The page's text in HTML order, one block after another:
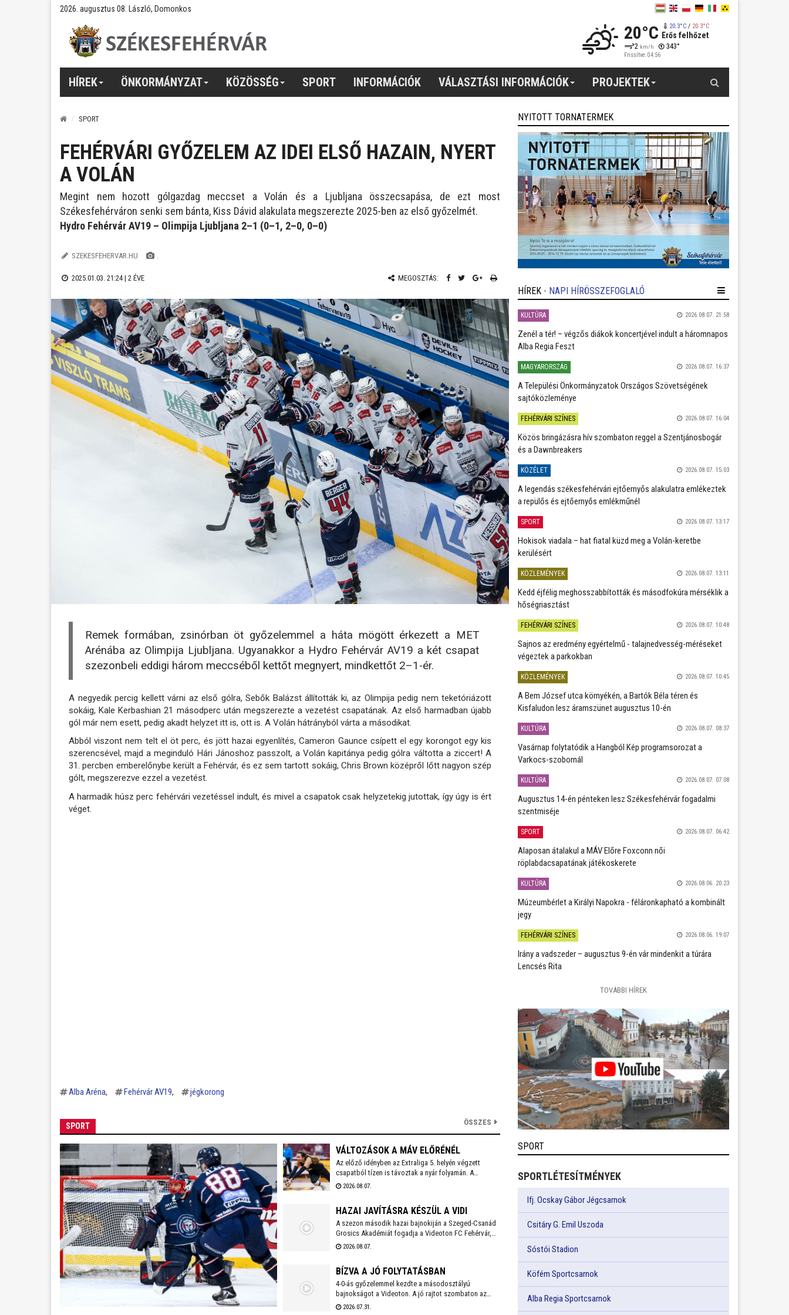
2026. augusztus 08. László, Domonkos
20°C 20.3°C/ 20.3°C
Erős felhőzet
2 km/h 343°
Frissítve: 04:56
HÍREK ÖNKORMÁNYZAT KÖZÖSSÉG SPORT INFORMÁCIÓK VÁLASZTÁSI INFORMÁCIÓK PROJEKTEK
SPORT
FEHÉRVÁRI GYŐZELEM AZ IDEI ELSŐ HAZAIN, NYERT
A VOLÁN
Megint nem hozott gólgazdag meccset a Volán és a Ljubljana összecsapása, de ezt most
Székesfehérváron senki sem bánta, Kiss Dávid alakulata megszerezte 2025-ben az első győzelmét.
Hydro Fehérvár AV19 – Olimpija Ljubljana 2–1 (0–1, 2–0, 0–0)
SZEKESFEHERVAR.HU .
2025.01.03. 21:24 | 2 ÉVE MEGOSZTÁS:
Remek formában, zsinórban öt győzelemmel a háta mögött érkezett a MET
Arénába az Olimpija Ljubljana. Ugyanakkor a Hydro Fehérvár AV19 a két csapat
szezonbeli eddigi három meccséből kettőt megnyert, mindkettőt 2–1-ér.
A negyedik percig kellett várni az első gólra, Sebők Balázst állították ki, az Olimpija pedig nem teketóriázott
sokáig, Kale Kerbashian 21 másodperc után megszerezte a vezetést csapatának. Az első harmadban újabb
gól már nem esett, pedig akadt helyzet itt is, ott is. A Volán hátrányból várta a másodikat.
Abból viszont nem telt el öt perc, és jött hazai egyenlítés, Cameron Gaunce csípett el egy korongot egy kis
szerencsével, majd a meginduló Hári Jánoshoz passzolt, a Volán kapitánya pedig gólra váltotta a ziccert! A
31. percben emberelőnybe került a Fehérvár, és ez sem tartott sokáig, Chris Brown középről lőtt nagyon szép
gólt, megszerezve ezzel a vezetést.
A harmadik húsz perc fehérvári vezetéssel indult, és mivel a csapatok csak helyzetekig jutottak, így úgy is ért
véget.
Alba Aréna Fehérvár AV19 jégkorong
SPORT ÖSSZES
VÁLTOZÁSOK A MÁV ELŐRÉNÉL
Az előző idényben az Extraliga 5. helyén végzett
csapatból tízen is távoztak a nyár folyamán. A
holtszezonban reményteljes magyar és külföldi
2026/2027-es évadban is Kaszap Tamás felel.
2026.08.07.
HAZAI JAVÍTÁSRA KÉSZÜL A VIDI
A szezon második hazai bajnokiján a Szeged-Csanád
Grosics Akadémiát fogadja a Videoton FC Fehérvár,
amely a Kazincbarcika elleni vereséget követően
2026.08.07.
BÍZVA A JÓ FOLYTATÁSBAN
4-0-ás győzelemmel kezdte a másodosztályú
bajnokságot a Videoton. A jó rajtot szombaton az
első idegenbeli mérkőzés követi, a tavaly még NB I-es
2026.07.31.
NYITOTT TORNATERMEK
HÍREK - NAPI HÍRÖSSZEFOGLALÓ
KULTÚRA 2026.08.07. 21:58
Zenél a tér! – végzős diákok koncertjével indult a háromnapos
Alba Regia Feszt
MAGYARORSZÁG 2026.08.07. 16:37
A Települési Önkormányzatok Országos Szövetségének
sajtóközleménye
FEHÉRVÁRI SZÍNES 2026.08.07. 16:04
Közös bringázásra hív szombaton reggel a Szentjánosbogár
és a Dawnbreakers
KÖZÉLET 2026.08.07. 15:03
A legendás székesfehérvári ejtőernyős alakulatra emlékeztek
a repülős és ejtőernyős emlékműnél
SPORT 2026.08.07. 13:17
Hokisok viadala – hat fiatal küzd meg a Volán-keretbe
kerülésért
KÖZLEMÉNYEK 2026.08.07. 13:11
Kedd éjfélig meghosszabbították és másodfokúra mérséklik a
hőségriasztást
FEHÉRVÁRI SZÍNES 2026.08.07. 10:48
Sajnos az eredmény egyértelmű - talajnedvesség-méréseket
végeztek a parkokban
KÖZLEMÉNYEK 2026.08.07. 10:45
A Bem József utca környékén, a Bartók Béla téren és
Kisfaludon lesz áramszünet augusztus 10-én
KULTÚRA 2026.08.07. 08:37
Vasárnap folytatódik a Hangból Kép programsorozat a
Varkocs-szobornál
KULTÚRA 2026.08.07. 07:08
Augusztus 14-én pénteken lesz Székesfehérvár fogadalmi
szentmiséje
SPORT 2026.08.07. 06:42
Alaposan átalakul a MÁV Előre Foxconn női
röplabdacsapatának játékoskerete
KULTÚRA 2026.08.06. 20:23
Múzeumbérlet a Királyi Napokra - féláronkapható a kombinált
jegy
FEHÉRVÁRI SZÍNES 2026.08.06. 19:07
Irány a vadszeder – augusztus 9-én vár mindenkit a túrára
Lencsés Rita
TOVÁBBI HÍREK
SPORT
SPORTLÉTESÍTMÉNYEK
Ifj. Ocskay Gábor Jégcsarnok
Csitáry G. Emil Uszoda
Sóstói Stadion
Köfém Sportcsarnok
Alba Regia Sportcsarnok